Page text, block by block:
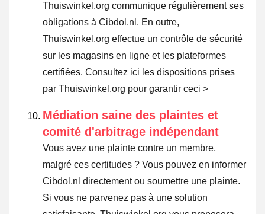
Thuiswinkel.org communique régulièrement ses
obligations à Cibdol.nl. En outre,
Thuiswinkel.org effectue un contrôle de sécurité
sur les magasins en ligne et les plateformes
certifiées. Consultez ici les dispositions prises
par Thuiswinkel.org pour garantir ceci >
Médiation saine des plaintes et
comité d'arbitrage indépendant
Vous avez une plainte contre un membre,
malgré ces certitudes ? Vous pouvez en informer
Cibdol.nl directement ou soumettre une plainte.
Si vous ne parvenez pas à une solution